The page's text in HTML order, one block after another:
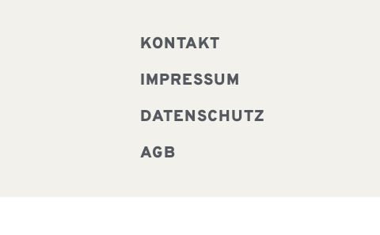
KONTAKT
IMPRESSUM
DATENSCHUTZ
AGB